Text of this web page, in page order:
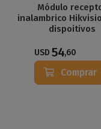
Módulo
inalambrico
dispoitivos
USD 54,60
Comprar